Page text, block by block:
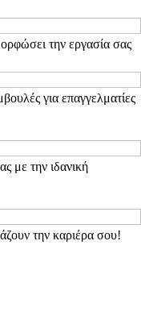
την εργασία σας
για επαγγελματίες
με την ιδανική
την καριέρα σου!